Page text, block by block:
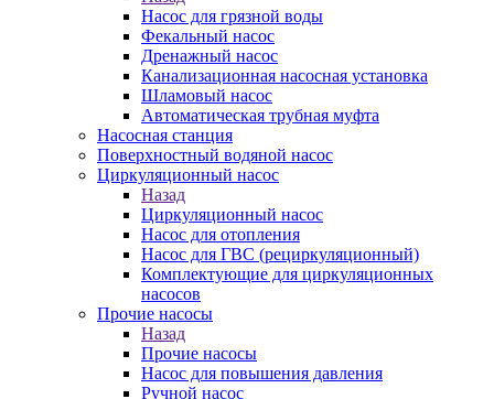
Насос для грязной воды
Фекальный насос
Дренажный насос
Канализационная насосная установка
Шламовый насос
Автоматическая трубная муфта
Насосная станция
Поверхностный водяной насос
Циркуляционный насос
Назад
Циркуляционный насос
Насос для отопления
Насос для ГВС (рециркуляционный)
Комплектующие для циркуляционных
насосов
Прочие насосы
Назад
Прочие насосы
Насос для повышения давления
Ручной насос